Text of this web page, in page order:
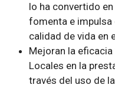
lo ha convertido
fomenta e impulsa
calidad de vida en
Mejoran la
Locales en la
través del uso de